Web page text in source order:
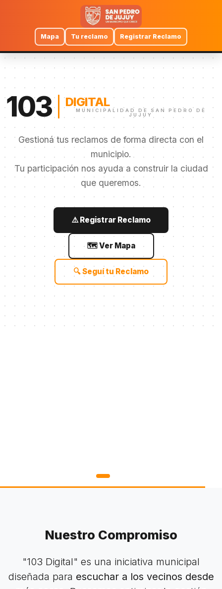
Mapa Tu reclamo Registrar Reclamo
103 DIGITAL
MUNICIPALIDAD DE SAN PEDRO DE
JUJUY
Gestioná tus reclamos de forma directa con el
municipio.
Tu participación nos ayuda a construir la ciudad
que queremos.
⚠️ Registrar Reclamo
🗺 Ver Mapa
🔍 Seguí tu Reclamo
ESPACIOS VERDES
Mantenimiento
de
Espacios
Verdes
Embellecemos nuestros
parques y plazas para que
disfrutes cada rincón de la
ciudad.
Nuestro Compromiso
"103 Digital" es una iniciativa municipal
diseñada para escuchar a los vecinos desde